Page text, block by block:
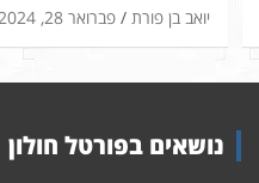
פברואר 28, 2024 יואב בן פורת
נושאים בפורטל חולון